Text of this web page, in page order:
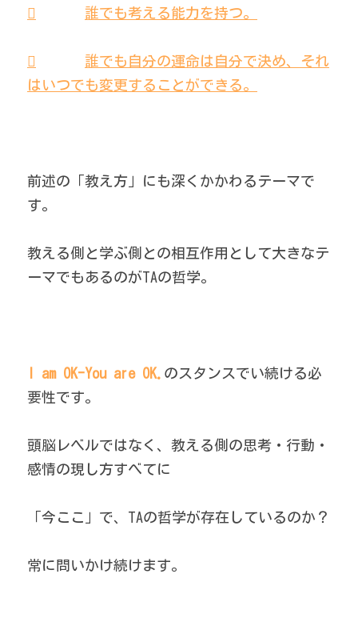
	誰でも考える能力を持つ。
	誰でも自分の運命は自分で決め、それ
はいつでも変更することができる。
前述の「教え方」にも深くかかわるテーマで
す。
教える側と学ぶ側との相互作用として大きなテ
ーマでもあるのがTAの哲学。
I am OK-You are OK. のスタンスでい続ける必
要性です。
頭脳レベルではなく、教える側の思考・行動・
感情の現し方すべてに
「今ここ」で、TAの哲学が存在しているのか？
常に問いかけ続けます。